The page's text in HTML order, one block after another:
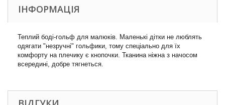
ІНФОРМАЦІЯ
Теплий боді-гольф для малюків. Маленькі дітки не люблять
одягати "незручні" гольфики, тому спеціально для їх
комфорту на плечику є кнопочки. Тканина ніжна з начосом
всередині, добре тягнеться.